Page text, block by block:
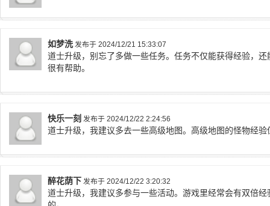
如梦洗发布于 2024/12/21 15:33:07
道士升级，别忘了多做一些任务。任务不仅能获得经验，
很有帮助。
快乐一刻 发布于 2024/12/22 2:24:56
道士升级，我建议多去一些高级地图。高级地图的怪物经
醉花荫下 发布于 2024/12/22 3:20:32
道士升级，我建议多参与一些活动。游戏里经常会有双倍